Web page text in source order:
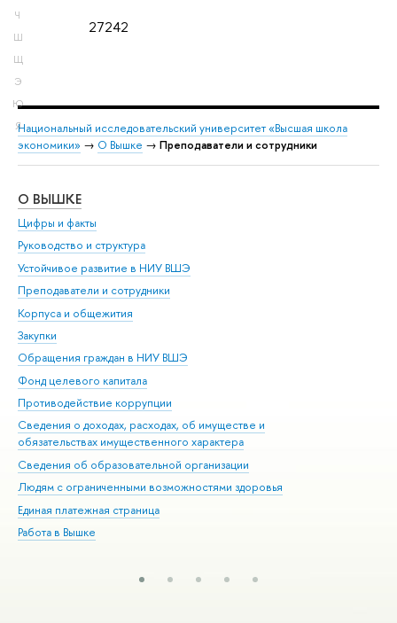
Ч
Ш
Щ
Э
Ю
Я
27242
Национальный исследовательский университет «Высшая школа
экономики» → О Вышке → Преподаватели и сотрудники
О ВЫШКЕ
Цифры и факты
Руководство и структура
Устойчивое развитие в НИУ ВШЭ
Преподаватели и сотрудники
Корпуса и общежития
Закупки
Обращения граждан в НИУ ВШЭ
Фонд целевого капитала
Противодействие коррупции
Сведения о доходах, расходах, об имуществе и
обязательствах имущественного характера
Сведения об образовательной организации
Людям с ограниченными возможностями здоровья
Единая платежная страница
Работа в Вышке